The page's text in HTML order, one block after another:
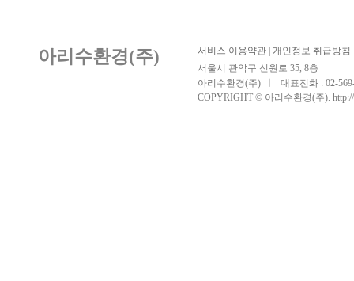
아리수환경(주) 서비스 이용약관 개인정보 취급방침
서울시 관악구 신원로 35, 8층
아리수환경(주)
대표전화 : 02-
COPYRIGHT © 아리수환경(주). http://